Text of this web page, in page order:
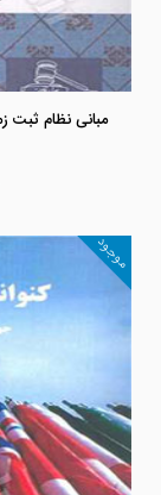
موجود